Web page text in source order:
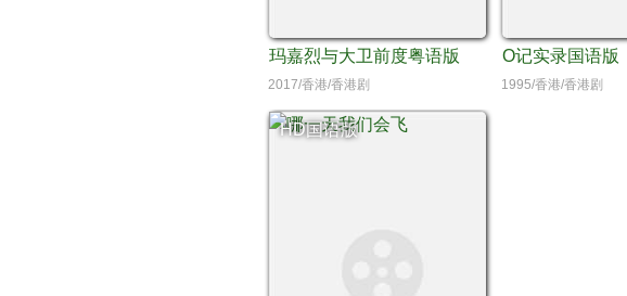
玛嘉烈与大卫前度粤语版
2017/香港/香港剧
O记实录国语版
1995/香港/香港剧
HD国语版